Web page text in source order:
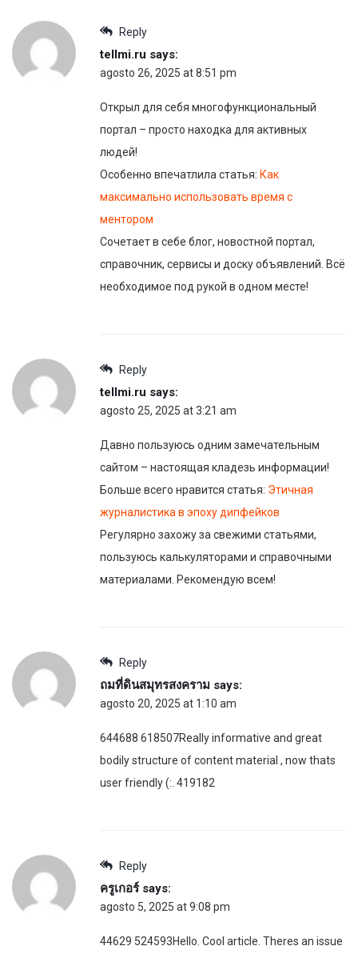
Reply
tellmi.ru says:
agosto 26, 2025 at 8:51 pm
Открыл для себя многофункциональный
портал – просто находка для активных
людей!
Особенно впечатлила статья: Как
максимально использовать время с
ментором
Сочетает в себе блог, новостной портал,
справочник, сервисы и доску объявлений. Всё
необходимое под рукой в одном месте!
Reply
tellmi.ru says:
agosto 25, 2025 at 3:21 am
Давно пользуюсь одним замечательным
сайтом – настоящая кладезь информации!
Больше всего нравится статья: Этичная
журналистика в эпоху дипфейков
Регулярно захожу за свежими статьями,
пользуюсь калькуляторами и справочными
материалами. Рекомендую всем!
Reply
ถมที่ดินสมุทรสงคราม says:
agosto 20, 2025 at 1:10 am
644688 618507Really informative and great
bodily structure of content material , now thats
user friendly (:. 419182
Reply
ครูเกอร์ says:
agosto 5, 2025 at 9:08 pm
44629 524593Hello. Cool article. Theres an issue